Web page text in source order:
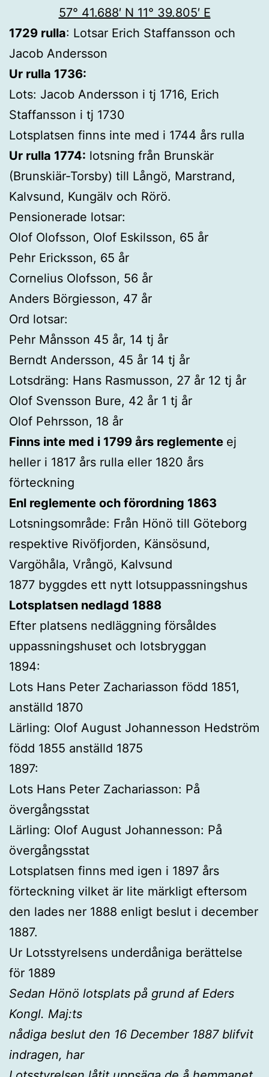
57° 41.688′ N 11° 39.805′ E
1729 rulla: Lotsar Erich Staffansson och
Jacob Andersson
Ur rulla 1736:
Lots: Jacob Andersson i tj 1716, Erich
Staffansson i tj 1730
Lotsplatsen finns inte med i 1744 års rulla
Ur rulla 1774: lotsning från Brunskär
(Brunskiär-Torsby) till Långö, Marstrand,
Kalvsund, Kungälv och Rörö.
Pensionerade lotsar:
Olof Olofsson, Olof Eskilsson, 65 år
Pehr Ericksson, 65 år
Cornelius Olofsson, 56 år
Anders Börgiesson, 47 år
Ord lotsar:
Pehr Månsson 45 år, 14 tj år
Berndt Andersson, 45 år 14 tj år
Lotsdräng: Hans Rasmusson, 27 år 12 tj år
Olof Svensson Bure, 42 år 1 tj år
Olof Pehrsson, 18 år
Finns inte med i 1799 års reglemente ej
heller i 1817 års rulla eller 1820 års
förteckning
Enl reglemente och förordning 1863
Lotsningsområde: Från Hönö till Göteborg
respektive Rivöfjorden, Känsösund,
Vargöhåla, Vrångö, Kalvsund
1877 byggdes ett nytt lotsuppassningshus
Lotsplatsen nedlagd 1888
Efter platsens nedläggning försåldes
uppassningshuset och lotsbryggan
1894:
Lots Hans Peter Zachariasson född 1851,
anställd 1870
Lärling: Olof August Johannesson Hedström
född 1855 anställd 1875
1897:
Lots Hans Peter Zachariasson: På
övergångsstat
Lärling: Olof August Johannesson: På
övergångsstat
Lotsplatsen finns med igen i 1897 års
förteckning vilket är lite märkligt eftersom
den lades ner 1888 enligt beslut i december
1887.
Ur Lotsstyrelsens underdåniga berättelse
för 1889
Sedan Hönö lotsplats på grund af Eders
Kongl. Maj:ts
nådiga beslut den 16 December 1887 blifvit
indragen, har